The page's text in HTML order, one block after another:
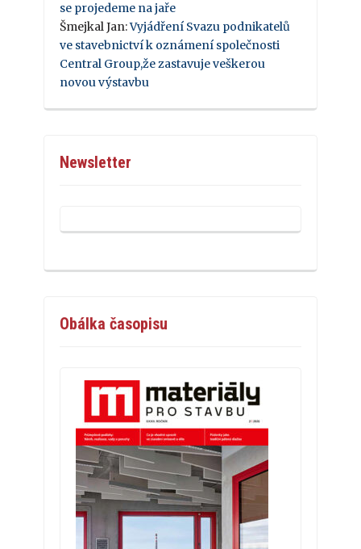
se projedeme na jaře
Šmejkal Jan:Vyjádření Svazu podnikatelů
ve stavebnictví k oznámení společnosti
Central Group,že zastavuje veškerou
novou výstavbu
Newsletter
Obálka časopisu